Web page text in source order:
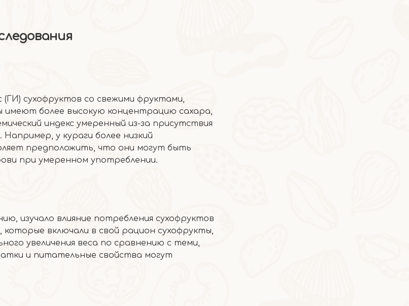
(ГИ) сухофруктов со свежими фруктами,
более высокую концентрацию сахара,
индекс умеренный из-за присутствия
у кураги более низкий
предположить, что они могут быть
при умеренном употреблении.
изучало влияние потребления сухофруктов
включали в свой рацион сухофрукты,
увеличения веса по сравнению с теми,
и питательные свойства могут